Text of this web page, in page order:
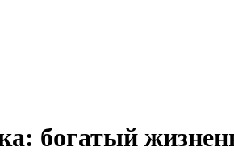
богатый